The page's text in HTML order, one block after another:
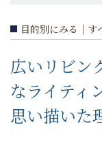
目的別にみる｜す
広いリビン
なライティ
思い描いた